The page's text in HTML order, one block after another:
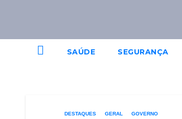
SAÚDE SEGURANÇA
DESTAQUES GERAL GOVERNO